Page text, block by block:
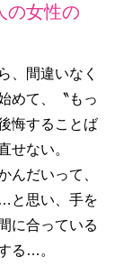
の女性の
間違いなく
めて、〝もっ
悔することば
せない。
だいって、
と思い、手を
に合っている
る…。